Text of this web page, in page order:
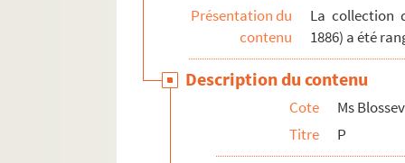
Ms Blosseville-1543. Pillon
Ms Blosseville-1544. Pinard
Ms Blosseville-1545. Pinaud (Joseph)
Ms Blosseville-1546. Pinel
Ms Blosseville-1547. Piron
Présentation du
contenu
La collection
1886) a été
Description du contenu
Cote
Ms
Titre
P